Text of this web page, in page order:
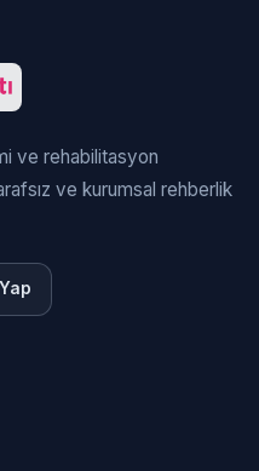
ve rehabilitasyon
ve kurumsal rehberlik